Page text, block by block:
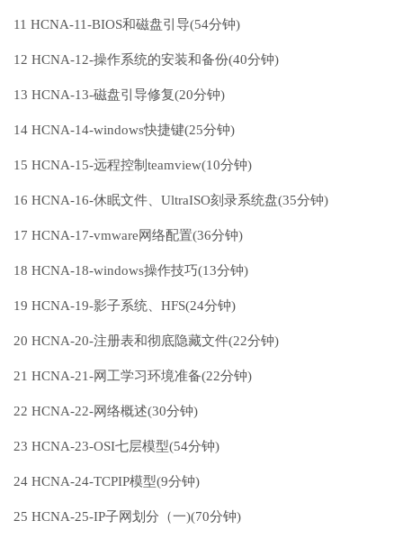
11 HCNA-11-BIOS和磁盘引导(54分钟)
12 HCNA-12-操作系统的安装和备份(40分钟)
13 HCNA-13-磁盘引导修复(20分钟)
14 HCNA-14-windows快捷键(25分钟)
15 HCNA-15-远程控制teamview(10分钟)
16 HCNA-16-休眠文件、UltraISO刻录系统盘(35分钟)
17 HCNA-17-vmware网络配置(36分钟)
18 HCNA-18-windows操作技巧(13分钟)
19 HCNA-19-影子系统、HFS(24分钟)
20 HCNA-20-注册表和彻底隐藏文件(22分钟)
21 HCNA-21-网工学习环境准备(22分钟)
22 HCNA-22-网络概述(30分钟)
23 HCNA-23-OSI七层模型(54分钟)
24 HCNA-24-TCPIP模型(9分钟)
25 HCNA-25-IP子网划分（一)(70分钟)